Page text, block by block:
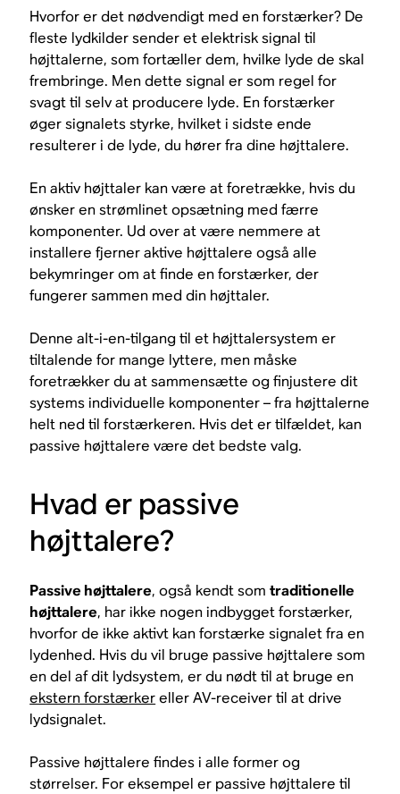
Hvorfor er det nødvendigt med en forstærker? De
fleste lydkilder sender et elektrisk signal til
højttalerne, som fortæller dem, hvilke lyde de skal
frembringe. Men dette signal er som regel for
svagt til selv at producere lyde. En forstærker
øger signalets styrke, hvilket i sidste ende
resulterer i de lyde, du hører fra dine højttalere.
En aktiv højttaler kan være at foretrække, hvis du
ønsker en strømlinet opsætning med færre
komponenter. Ud over at være nemmere at
installere fjerner aktive højttalere også alle
bekymringer om at finde en forstærker, der
fungerer sammen med din højttaler.
Denne alt-i-en-tilgang til et højttalersystem er
tiltalende for mange lyttere, men måske
foretrækker du at sammensætte og finjustere dit
systems individuelle komponenter – fra højttalerne
helt ned til forstærkeren. Hvis det er tilfældet, kan
passive højttalere være det bedste valg.
Hvad er passive
højttalere?
Passive højttalere, også kendt somtraditionelle
højttalere, har ikke nogen indbygget forstærker,
hvorfor de ikkeaktivt kan forstærke signalet fra en
lydenhed. Hvis du vil bruge passive højttalere som
en del af dit lydsystem, er du nødt til at bruge en
ekstern forstærkereller AV-receiver til at drive
lydsignalet.
Passive højttalere findes i alle former og
størrelser. For eksempel er passive højttalere til